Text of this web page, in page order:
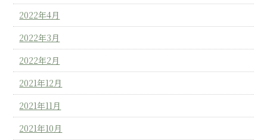
2022年4月
2022年3月
2022年2月
2021年12月
2021年11月
2021年10月